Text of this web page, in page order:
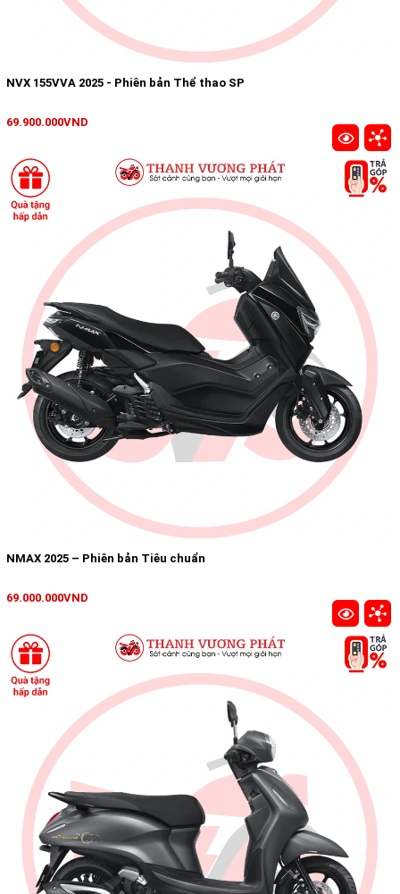
NVX 155VVA 2025 - Phiên bản Thể thao SP
69.900.000VND
NMAX 2025 – Phiên bản Tiêu chuẩn
69.000.000VND